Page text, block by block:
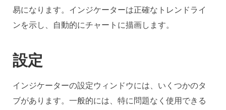
易になります。インジケーターは正確なトレンドライ
ンを示し、自動的にチャートに描画します。
設定
インジケーターの設定ウィンドウには、いくつかのタ
ブがあります。一般的には、特に問題なく使用できる